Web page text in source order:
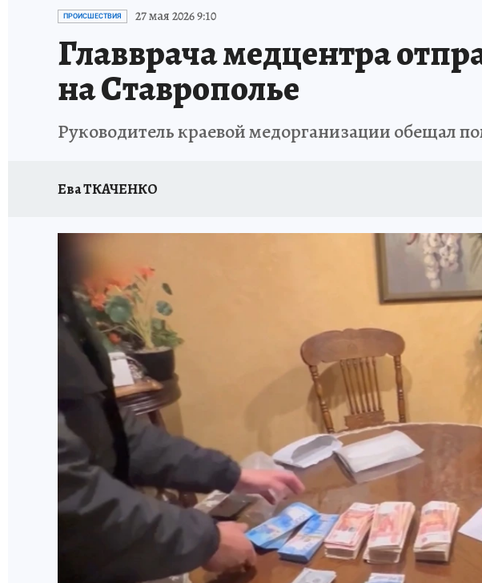
ПРОИСШЕСТВИЯ
ПРОИСШЕСТВИЯ 27 мая 2026 9:10
Главврача медцентра
на Ставрополье
Руководитель краевой медорганизации обещал
Ева ТКАЧЕНКО